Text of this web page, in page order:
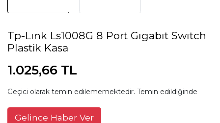
Tp-Lınk Ls1008G 8 Port Gıgabıt Swıtch
Plastik Kasa
1.025,66 TL
Geçici olarak temin edilememektedir. Temin edildiğinde
Gelince Haber Ver